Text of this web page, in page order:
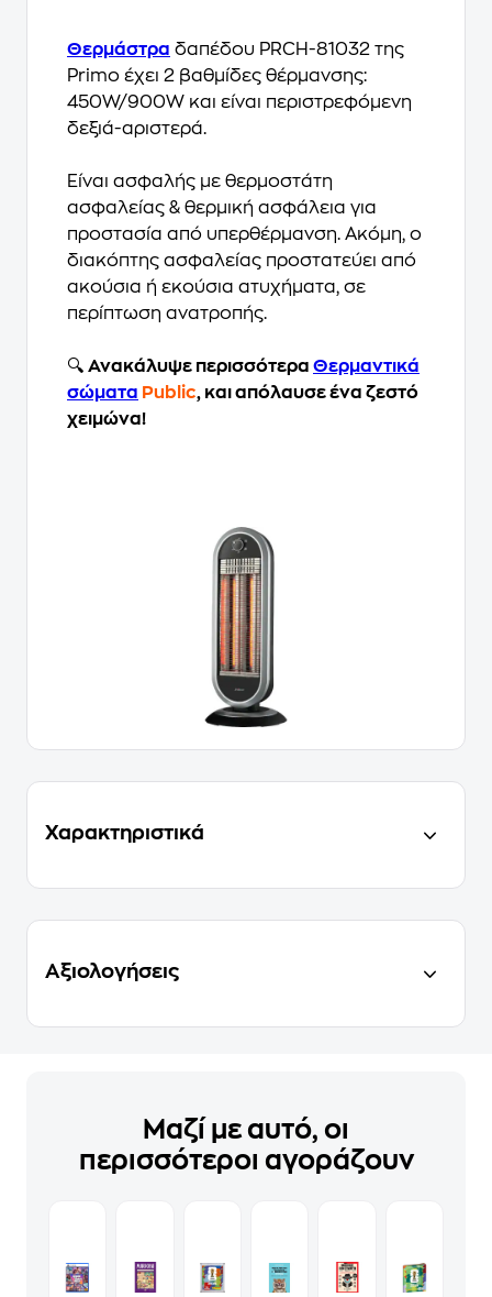
Θερμάστρα δαπέδου PRCH-81032 της
Primo έχει 2 βαθμίδες θέρμανσης:
450W/900W και είναι περιστρεφόμενη
δεξιά-αριστερά.
Είναι ασφαλής με θερμοστάτη
ασφαλείας & θερμική ασφάλεια για
προστασία από υπερθέρμανση. Ακόμη, ο
διακόπτης ασφαλείας προστατεύει από
ακούσια ή εκούσια ατυχήματα, σε
περίπτωση ανατροπής.
🔍 Ανακάλυψε περισσότερα Θερμαντικά
σώματα Public, και απόλαυσε ένα ζεστό
χειμώνα!
Χαρακτηριστικά
Αξιολογήσεις
Μαζί με αυτό, οι
περισσότεροι αγοράζουν